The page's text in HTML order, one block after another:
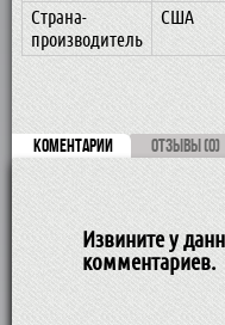
Страна-
производитель
США
КОМЕНТАРИИ ОТЗЫВЫ (0)
Извините у
комментариев.